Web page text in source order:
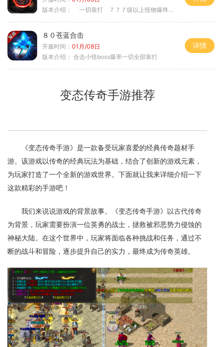
版本介绍：
一切靠打 ７７７级以上怪物爆终极
８０苍蓝合击
开服时间： 01月/08日
版本介绍： 合击小怪boss爆率一切全部靠打
详情
变态传奇手游推荐
《变态传奇手游》是一款备受玩家喜爱的经典传奇题材手
游。该游戏以传奇的经典玩法为基础，结合了创新的游戏元素，
为玩家打造了一个全新的游戏世界。下面就让我来详细介绍一下
这款精彩的手游吧！
我们来说说游戏的背景故事。《变态传奇手游》以古代传奇
为背景，玩家需要扮演一位英勇的战士，拯救被邪恶势力侵蚀的
神秘大陆。在这个世界中，玩家将面临各种挑战和任务，通过不
断的战斗和冒险，逐步提升自己的实力，最终成为传奇英雄。